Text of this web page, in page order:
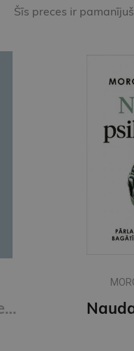
Šīs preces ir
Read People Like a Book : How to Analyze, Understand, and Predict People's Emotions, Thoughts, Inten